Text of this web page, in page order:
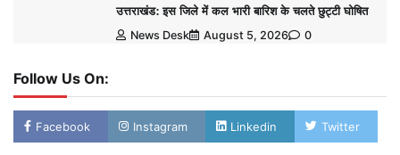
उत्तराखंड: इस जिले में कल भारी बारिश के चलते छुट्टी घोषित
News Desk August 5, 2026 0
Follow Us On:
Facebook Instagram Linkedin Twitter